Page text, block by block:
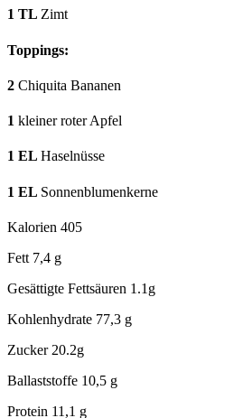
1 TL Zimt
Toppings:
2 Chiquita Bananen
1 kleiner roter Apfel
1 EL Haselnüsse
1 EL Sonnenblumenkerne
Kalorien 405
Fett 7,4 g
Gesättigte Fettsäuren 1.1g
Kohlenhydrate 77,3 g
Zucker 20.2g
Ballaststoffe 10,5 g
Protein 11,1 g